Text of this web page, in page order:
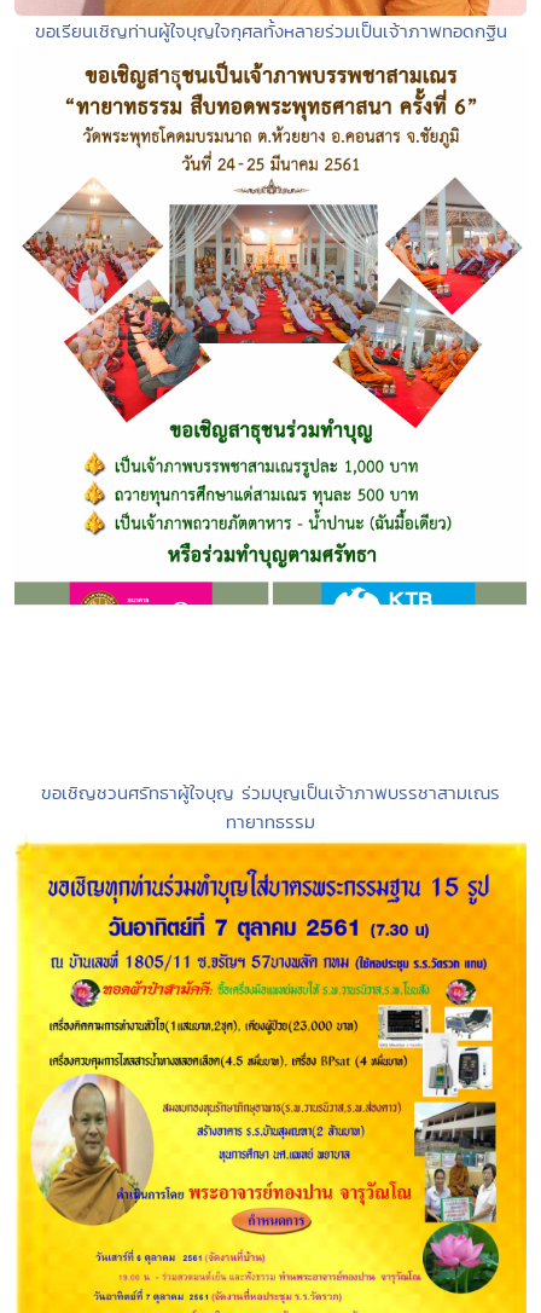
ขอเรียนเชิญท่านผู้ใจบุญใจกุศลทั้งหลายร่วมเป็นเจ้าภาพทอดกฐิน
ขอเชิญชวนศรัทธาผู้ใจบุญ ร่วมบุญเป็นเจ้าภาพบรรชาสามเณร
ทายาทธรรม